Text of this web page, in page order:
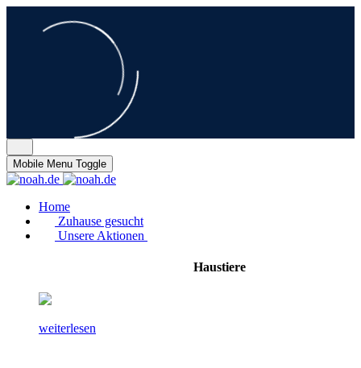
Mobile Menu Toggle
Home
Zuhause gesucht
Unsere Aktionen
Haustiere
weiterlesen